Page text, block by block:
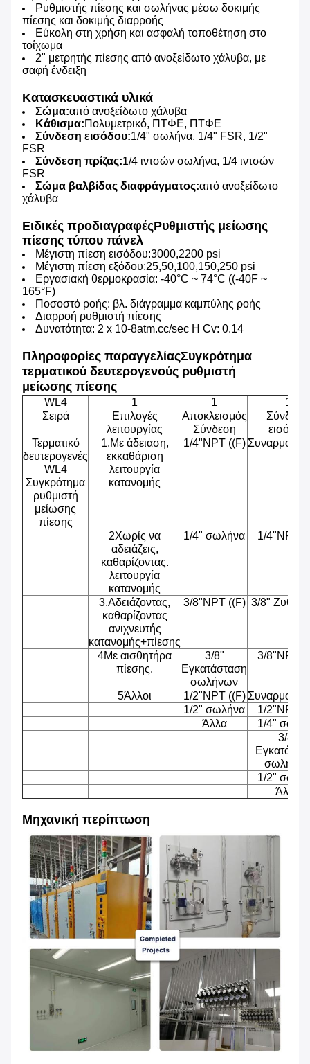
Ρυθμιστής πίεσης και σωλήνας μέσω δοκιμής
πίεσης και δοκιμής διαρροής
Εύκολη στη χρήση και ασφαλή τοποθέτηση στο
τοίχωμα
2" μετρητής πίεσης από ανοξείδωτο χάλυβα, με
σαφή ένδειξη
Κατασκευαστικά υλικά
Σώμα:από ανοξείδωτο χάλυβα
Κάθισμα:Πολυμετρικό, ΠΤΦΕ, ΠΤΦΕ
Σύνδεση εισόδου:1/4" σωλήνα, 1/4" FSR, 1/2"
FSR
Σύνδεση πρίζας:1/4 ιντσών σωλήνα, 1/4 ιντσών
FSR
Σώμα βαλβίδας διαφράγματος:από ανοξείδωτο
χάλυβα
Ειδικές προδιαγραφέςΡυθμιστής μείωσης
πίεσης τύπου πάνελ
Μέγιστη πίεση εισόδου:3000,2200 psi
Μέγιστη πίεση εξόδου:25,50,100,150,250 psi
Εργασιακή θερμοκρασία: -40°C ~ 74°C ((-40F ~
165°F)
Ποσοστό ροής: βλ. διάγραμμα καμπύλης ροής
Διαρροή ρυθμιστή πίεσης
Δυνατότητα: 2 x 10-8atm.cc/sec Η Cv: 0.14
Πληροφορίες παραγγελίαςΣυγκρότημα
τερματικού δευτερογενούς ρυθμιστή
μείωσης πίεσης
WL4 1 1
1
Σειρά
Επιλογές
λειτουργίας
Αποκλεισμός
Σύνδεση
Σύνδεση
εισόδου
Τερματικό
δευτερογενές
WL4
Συγκρότημα
ρυθμιστή
μείωσης
πίεσης
1.Με άδειαση,
εκκαθάριση
λειτουργία
κατανομής
1/4"NPT ((F)
2Χωρίς να
αδειάζεις,
καθαρίζοντας.
λειτουργία
κατανομής
1/4" σωλήνα 1/4"NPT
3.Αδειάζοντας,
καθαρίζοντας
ανιχνευτής
κατανομής+πίεσης
3/8"NPT ((F) 3/8"
4Με αισθητήρα
πίεσης.
3/8"
Εγκατάσταση
σωλήνων
3/8"NPT
5Άλλοι 1/2"NPT ((F)
1/2" σωλήνα
1/2"NPT
Άλλα
1/4"
3/8"
1/2"
Άλλα
Μηχανική περίπτωση